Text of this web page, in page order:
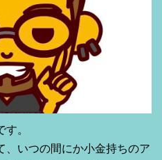
。
、いつの間にか小金持ちのア